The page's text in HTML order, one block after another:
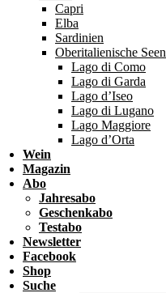
Capri
Elba
Sardinien
Oberitalienische Seen
Lago di Como
Lago di Garda
Lago d’Iseo
Lago di Lugano
Lago Maggiore
Lago d’Orta
Wein
Magazin
Abo
Jahresabo
Geschenkabo
Testabo
Newsletter
Facebook
Shop
Suche